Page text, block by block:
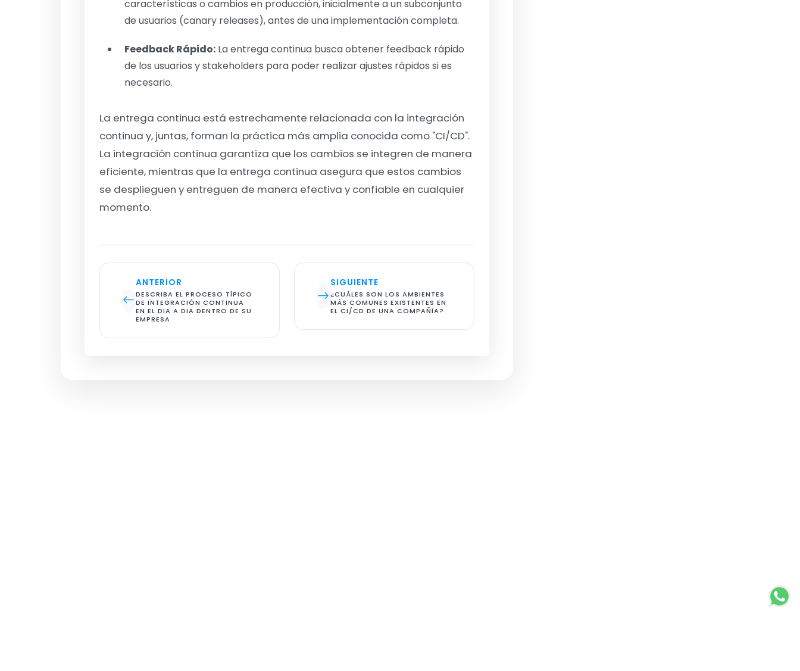
características o cambios en producción, inicialmente a un subconjunto
de usuarios (canary releases), antes de una implementación completa.
Feedback Rápido: La entrega continua busca obtener feedback rápido
de los usuarios y stakeholders para poder realizar ajustes rápidos si es
necesario.
La entrega continua está estrechamente relacionada con la integración
continua y, juntas, forman la práctica más amplia conocida como "CI/CD".
La integración continua garantiza que los cambios se integren de manera
eficiente, mientras que la entrega continua asegura que estos cambios
se desplieguen y entreguen de manera efectiva y confiable en cualquier
momento.
ANTERIOR
DESCRIBA EL PROCESO TÍPICO
DE INTEGRACIÓN CONTINUA
EN EL DIA A DIA DENTRO DE SU
EMPRESA
SIGUIENTE
¿CUÁLES SON LOS AMBIENTES
MÁS COMUNES EXISTENTES EN
EL CI/CD DE UNA COMPAÑÍA?